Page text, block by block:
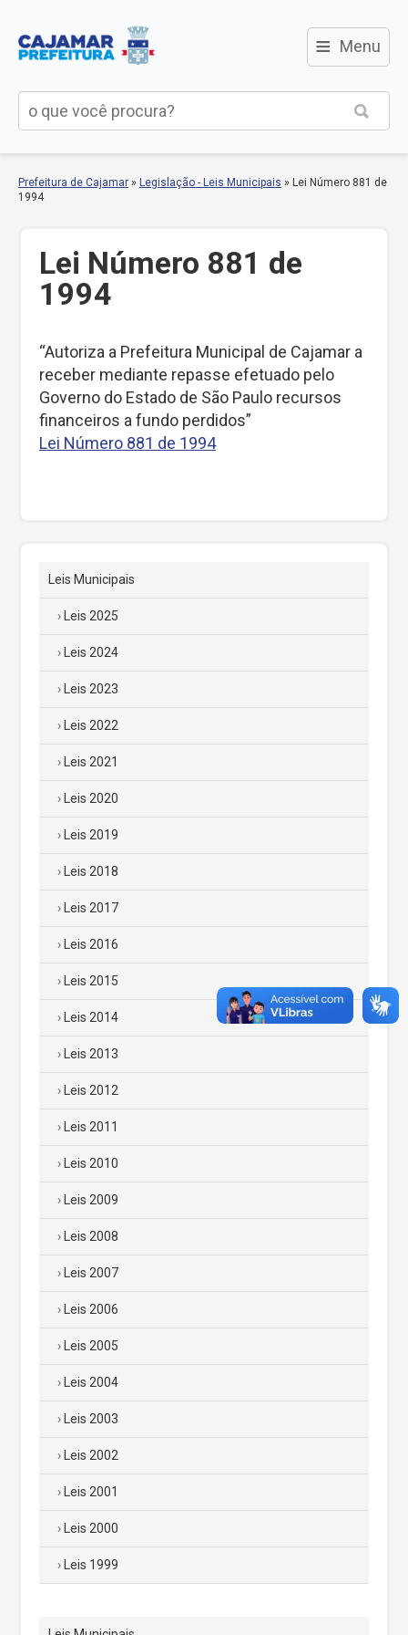
≡ Menu
Prefeitura de Cajamar » Legislação - Leis Municipais » Lei Número 881 de
1994
Lei Número 881 de
1994
“Autoriza a Prefeitura Municipal de Cajamar a
receber mediante repasse efetuado pelo
Governo do Estado de São Paulo recursos
financeiros a fundo perdidos”
Lei Número 881 de 1994
Leis Municipais
Leis 2025
Leis 2024
Leis 2023
Leis 2022
Leis 2021
Leis 2020
Leis 2019
Leis 2018
Leis 2017
Leis 2016
Leis 2015
Leis 2014
Leis 2013
Leis 2012
Leis 2011
Leis 2010
Leis 2009
Leis 2008
Leis 2007
Leis 2006
Leis 2005
Leis 2004
Leis 2003
Leis 2002
Leis 2001
Leis 2000
Leis 1999